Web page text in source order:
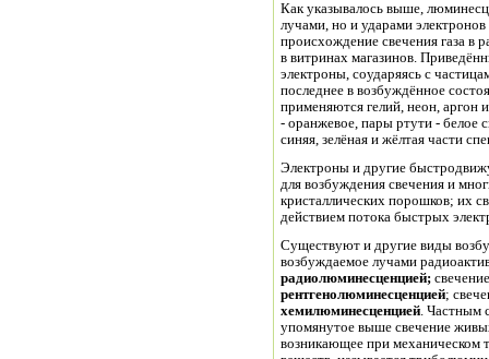
Как указывалось выше,
лучами, но и ударами
происхождение свечения газа в
в витринах магазинов.
электроны, соударяясь с
последнее в возбуждённое
применяются гелий, неон, аргон
- оранжевое, пары ртути - белое
синяя, зелёная и жёлтая части
Электроны и другие
для возбуждения свечения и
кристаллических порошков; их
действием потока быстрых
Существуют и другие виды
возбуждаемое лучами
радиолюминесценцией;
рентгенолюминесценцией;
хемилюминесценцией. Частным
упомянутое выше свечение
возникающее при механическом